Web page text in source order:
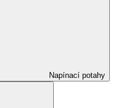
Napínací potahy